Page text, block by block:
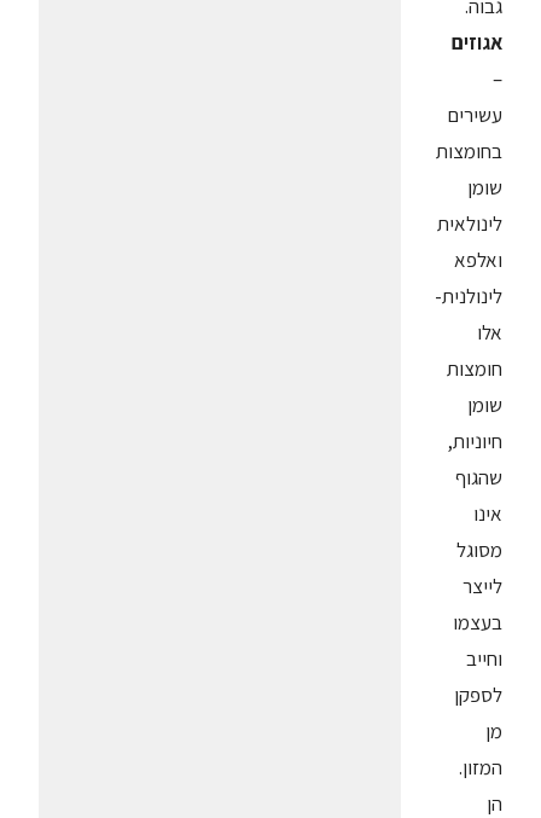
גבוה.
אגוזים
–
עשירים
בחומצות
שומן
לינולאית
ואלפא
לינולנית-
אלו
חומצות
שומן
חיוניות,
שהגוף
אינו
מסוגל
לייצר
בעצמו
וחייב
לספקן
מן
המזון.
הן